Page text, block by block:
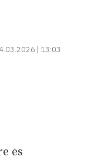
| 13:03
es